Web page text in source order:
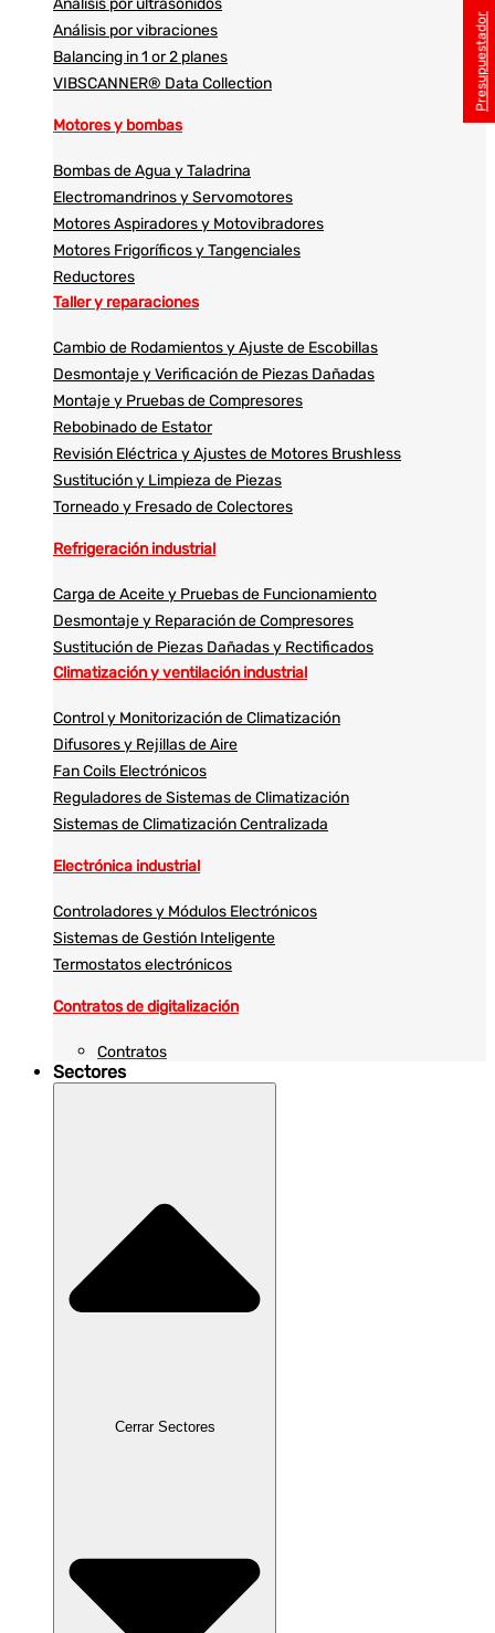
Análisis por ultrasonidos​​
Análisis por vibraciones
Balancing in 1 or 2 planes
VIBSCANNER® Data Collection
Motores y bombas
Bombas de Agua y Taladrina
Electromandrinos y Servomotores
Motores Aspiradores y Motovibradores
Motores Frigoríficos y Tangenciales
Reductores
Taller y reparaciones
Cambio de Rodamientos y Ajuste de Escobillas
Desmontaje y Verificación de Piezas Dañadas
Montaje y Pruebas de Compresores
Rebobinado de Estator
Revisión Eléctrica y Ajustes de Motores Brushless
Sustitución y Limpieza de Piezas
Torneado y Fresado de Colectores
Refrigeración industrial
Carga de Aceite y Pruebas de Funcionamiento
Desmontaje y Reparación de Compresores
Sustitución de Piezas Dañadas y Rectificados
Climatización y ventilación industrial
Control y Monitorización de Climatización
Difusores y Rejillas de Aire
Fan Coils Electrónicos
Reguladores de Sistemas de Climatización
Sistemas de Climatización Centralizada
Electrónica industrial
Controladores y Módulos Electrónicos
Sistemas de Gestión Inteligente
Termostatos electrónicos
Contratos de digitalización
Contratos
Sectores
Cerrar Sectores
Presupuestador